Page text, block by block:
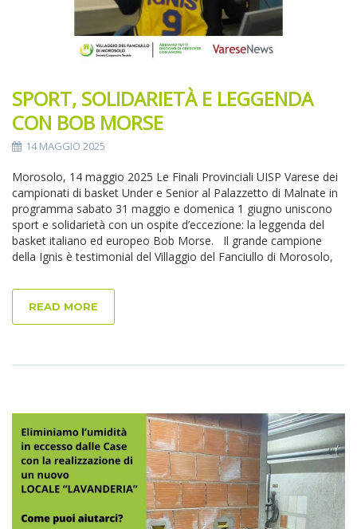
SPORT, SOLIDARIETÀ E LEGGENDA
CON BOB MORSE
14 MAGGIO 2025
Morosolo, 14 maggio 2025 Le Finali Provinciali UISP Varese dei
campionati di basket Under e Senior al Palazzetto di Malnate in
programma sabato 31 maggio e domenica 1 giugno uniscono
sport e solidarietà con un ospite d’eccezione: la leggenda del
basket italiano ed europeo Bob Morse. Il grande campione
della Ignis è testimonial del Villaggio del Fanciullo di Morosolo,
READ MORE